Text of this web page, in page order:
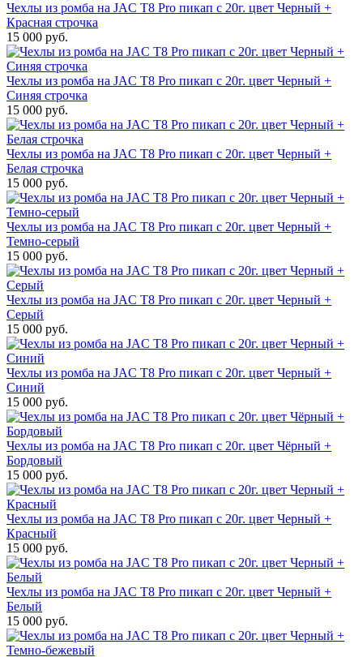
Чехлы из ромба на JAC T8 Pro пикап с 20г. цвет Черный +
Красная строчка
15 000 руб.
Чехлы из ромба на JAC T8 Pro пикап с 20г. цвет Черный +
Синяя строчка
15 000 руб.
Чехлы из ромба на JAC T8 Pro пикап с 20г. цвет Черный +
Белая строчка
15 000 руб.
Чехлы из ромба на JAC T8 Pro пикап с 20г. цвет Черный +
Темно-серый
15 000 руб.
Чехлы из ромба на JAC T8 Pro пикап с 20г. цвет Черный +
Серый
15 000 руб.
Чехлы из ромба на JAC T8 Pro пикап с 20г. цвет Черный +
Синий
15 000 руб.
Чехлы из ромба на JAC T8 Pro пикап с 20г. цвет Чёрный +
Бордовый
15 000 руб.
Чехлы из ромба на JAC T8 Pro пикап с 20г. цвет Черный +
Красный
15 000 руб.
Чехлы из ромба на JAC T8 Pro пикап с 20г. цвет Черный +
Белый
15 000 руб.